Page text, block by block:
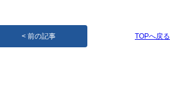
前の記事 TOPへ戻る